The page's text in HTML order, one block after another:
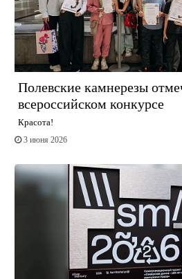
Полевские камнерезы
всероссийском конкурсе
Красота!
3 июня 2026